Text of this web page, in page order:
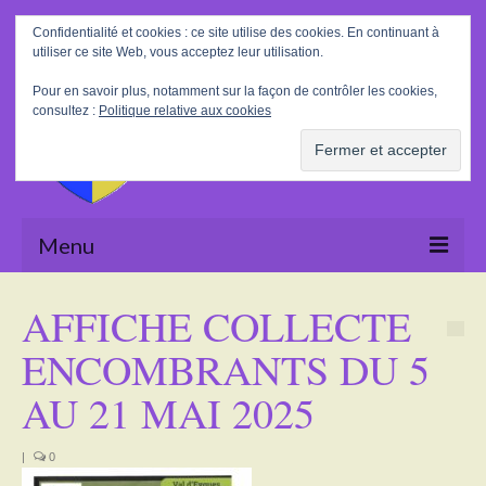
Rechercher
:
Menu
La Mairie
Le village
AFFICHE COLLECTE
ENCOMBRANTS DU 5
AU 21 MAI 2025
| 0
Confidentialité et cookies : ce site utilise des cookies. En continuant à
utiliser ce site Web, vous acceptez leur utilisation.
Pour en savoir plus, notamment sur la façon de contrôler les cookies,
consultez : Politique relative aux cookies